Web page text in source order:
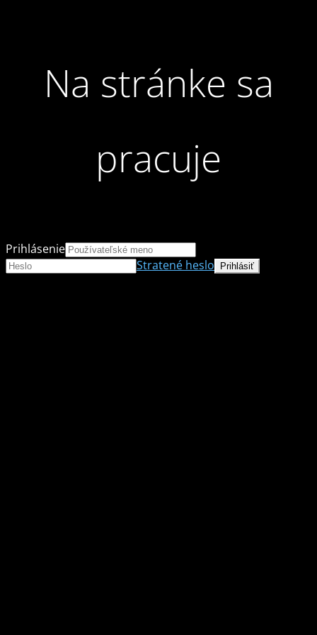
Na stránke sa
pracuje
Prihlásenie
Stratené heslo